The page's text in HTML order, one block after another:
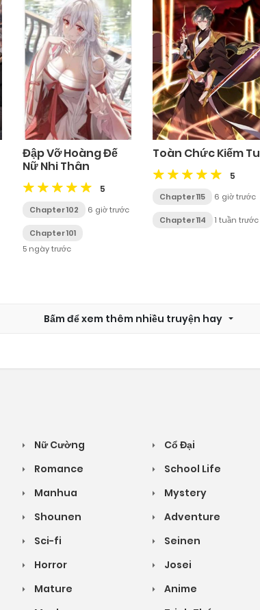
Đập Vỡ Hoàng Đế
Nữ Nhi Thân
5
Chapter 102 6 giờ trước
Chapter 101
5 ngày trước
Toàn Chức Kiếm Tu
5
Chapter 115 6 giờ trước
Chapter 114 1 tuần trước
Bấm để xem thêm nhiều truyện hay
Nữ Cường Cổ Đại
Romance School Life
Manhua Mystery
Shounen Adventure
Sci-fi Seinen
Horror Josei
Mature Anime